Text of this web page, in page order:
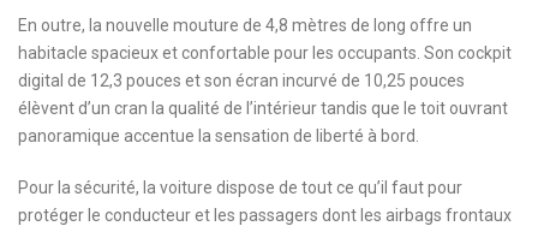
En outre, la nouvelle mouture de 4,8 mètres de long offre un
habitacle spacieux et confortable pour les occupants. Son cockpit
digital de 12,3 pouces et son écran incurvé de 10,25 pouces
élèvent d’un cran la qualité de l’intérieur tandis que le toit ouvrant
panoramique accentue la sensation de liberté à bord.
Pour la sécurité, la voiture dispose de tout ce qu’il faut pour
protéger le conducteur et les passagers dont les airbags frontaux